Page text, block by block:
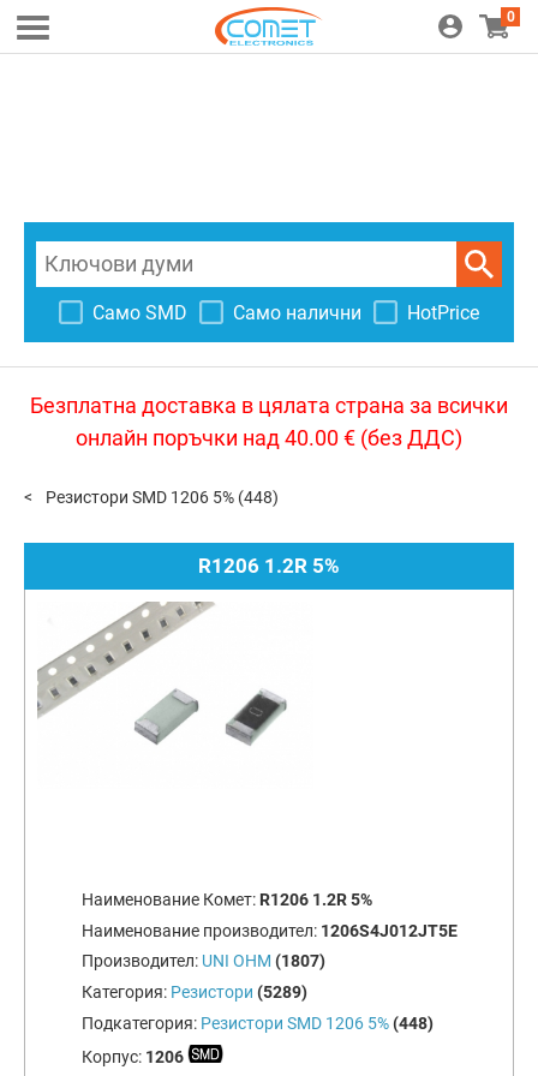
0
Само SMD Само налични HotPrice
Безплатна доставка в цялата страна за всички
онлайн поръчки над 40.00 € (без ДДС)
Резистори SMD 1206 5% (448)
R1206 1.2R 5%
Наименование Комет: R1206 1.2R 5%
Наименование производител: 1206S4J012JT5E
Производител: UNI OHM (1807)
Категория: Резистори (5289)
Подкатегория: Резистори SMD 1206 5% (448)
Корпус: 1206